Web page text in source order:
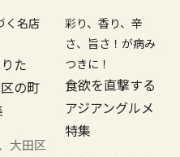
く名店
た
の町
大田区
彩り、香り、辛
さ、旨さ！が病み
つきに！
食欲を直撃する
アジアングルメ
特集